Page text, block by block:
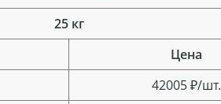
25 кг
Цена
42005 ₽/шт.